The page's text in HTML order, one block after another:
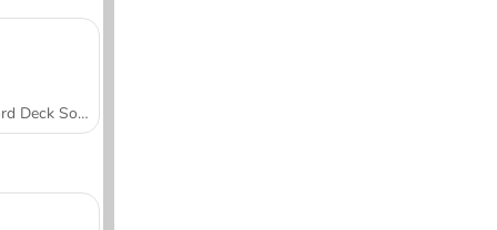
Word Deck Solitaire